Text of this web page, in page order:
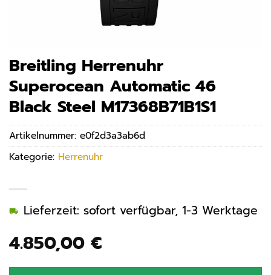
Breitling Herrenuhr
Superocean Automatic 46
Black Steel M17368B71B1S1
4.850,00 €
Lieferzeit: sofort verfügbar, 1-3 Werktage
Artikelnummer: e0f2d3a3ab6d
Kategorie: Herrenuhr